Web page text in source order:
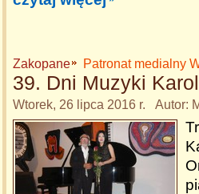
Zakopane Patronat medialny
39. Dni Muzyki
Wtorek, 26 lipca 2016 r. Autor: